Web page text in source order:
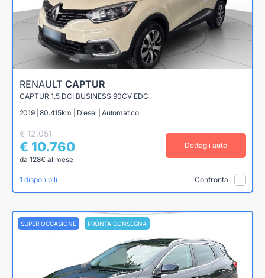
RENAULT CAPTUR
CAPTUR 1.5 DCI BUSINESS 90CV EDC
2019 | 80.415km | Diesel | Automatico
€ 12.051
€ 10.760
da 128€ al mese
Dettagli auto
1 disponibili Confronta
SUPER OCCASIONE PRONTA CONSEGNA